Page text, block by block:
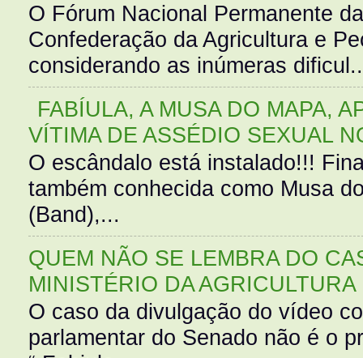
O Fórum Nacional Permanente
Confederação da Agricultura e
considerando as inúmeras
FABÍULA, A MUSA DO MAPA,
VÍTIMA DE ASSÉDIO SEXUAL
O escândalo está instalado!!!
também conhecida como Musa
(Band),...
QUEM NÃO SE LEMBRA DO
MINISTÉRIO DA AGRICULTURA
O caso da divulgação do vídeo
parlamentar do Senado não é o